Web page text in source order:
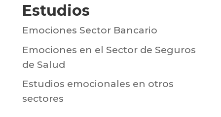
Estudios
Emociones Sector Bancario
Emociones en el Sector de Seguros
de Salud
Estudios emocionales en otros
sectores